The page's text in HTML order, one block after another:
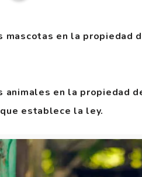
mascotas en la propiedad
animales en la propiedad
establece la ley.